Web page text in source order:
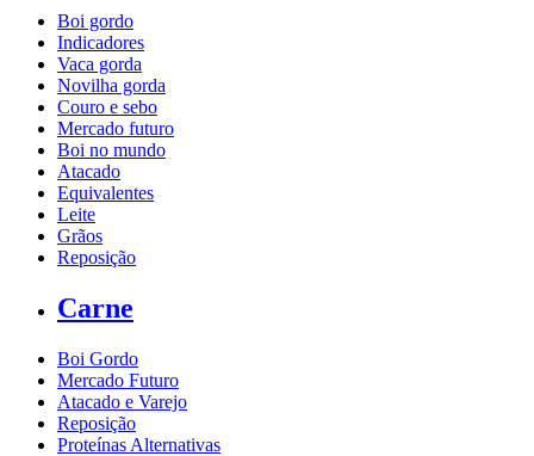
Boi gordo
Indicadores
Vaca gorda
Novilha gorda
Couro e sebo
Mercado futuro
Boi no mundo
Atacado
Equivalentes
Leite
Grãos
Reposição
Carne
Boi Gordo
Mercado Futuro
Atacado e Varejo
Reposição
Proteínas Alternativas